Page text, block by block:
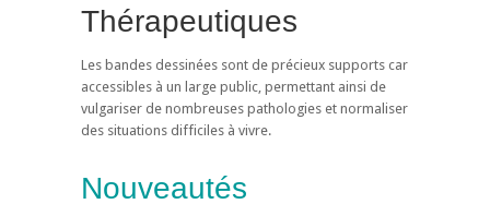
Thérapeutiques
Les bandes dessinées sont de précieux supports car
accessibles à un large public, permettant ainsi de
vulgariser de nombreuses pathologies et normaliser
des situations difficiles à vivre.
Nouveautés